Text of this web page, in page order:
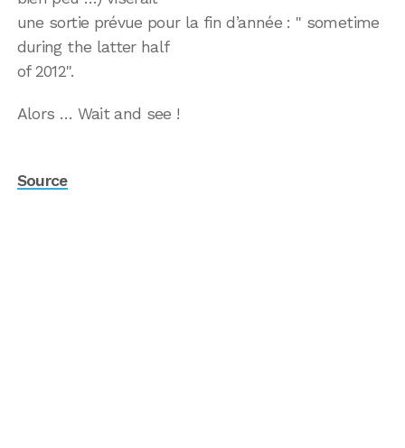
une sortie prévue pour la fin d’année : " sometime
during the latter half
of 2012".
Alors … Wait and see !
Source